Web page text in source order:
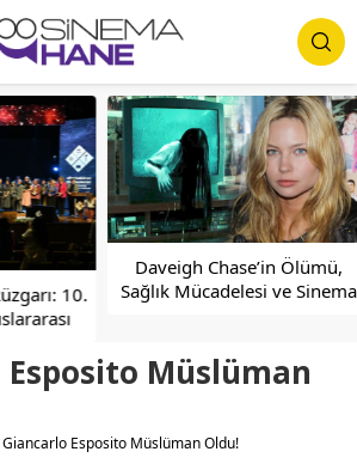
10.
Daveigh Chase’in Ölümü,
Sağlık Mücadelesi ve Sinema
Müslüman
Giancarlo Esposito Müslüman Oldu!